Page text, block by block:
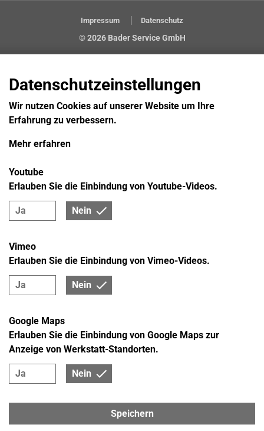
Impressum Datenschutz
© 2026 Bader Service GmbH
Datenschutzeinstellungen
Wir nutzen Cookies auf unserer Website um Ihre
Erfahrung zu verbessern.
Mehr erfahren
Ja Nein
Youtube
Erlauben Sie die Einbindung von Youtube-Videos.
Ja Nein
Vimeo
Erlauben Sie die Einbindung von Vimeo-Videos.
Ja Nein
Google Maps
Erlauben Sie die Einbindung von Google Maps zur
Anzeige von Werkstatt-Standorten.
Speichern